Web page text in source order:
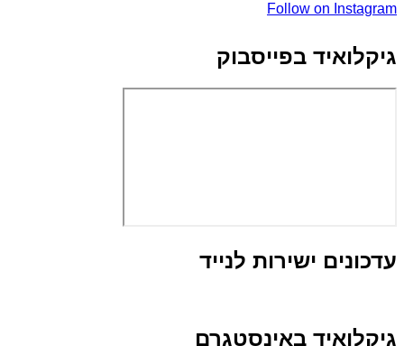
Follow on Instagram
גיקלואיד בפייסבוק
עדכונים ישירות לנייד
גיקלואיד באינסטגרם